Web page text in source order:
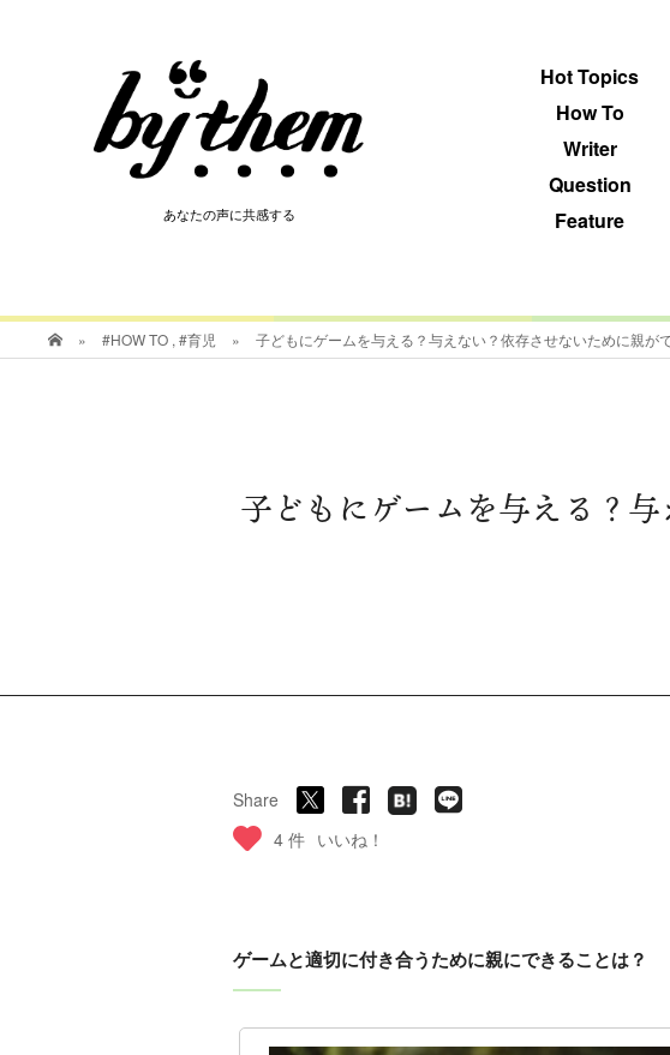
あなたの声に共感する
Hot Topics
How To
Writer
Question
Feature
あなたの声に共感する
» #HOW TO , #育児 » 子どもにゲームを与える？与えない？依存させないために親が
子どもにゲームを与える？
Share
4 件 いいね！
ゲームと適切に付き合うために親にできることは？